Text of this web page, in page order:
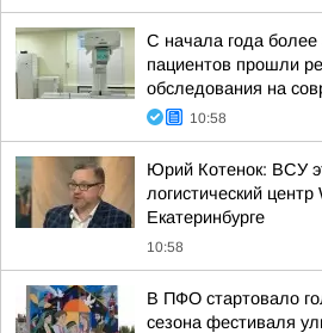
С начала года более
пациентов прошли
обследования на
10:58
Юрий Котенок: ВСУ
логистический
Екатеринбурге
10:58
В ПФО стартовало
сезона фестиваля